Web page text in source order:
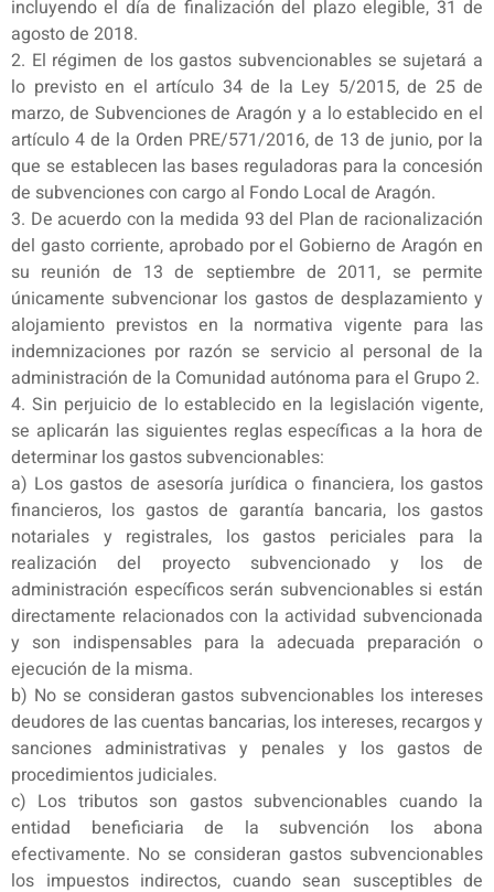
incluyendo el día de finalización del plazo elegible, 31 de
agosto de 2018.
2. El régimen de los gastos subvencionables se sujetará a
lo previsto en el artículo 34 de la Ley 5/2015, de 25 de
marzo, de Subvenciones de Aragón y a lo establecido en el
artículo 4 de la Orden PRE/571/2016, de 13 de junio, por la
que se establecen las bases reguladoras para la concesión
de subvenciones con cargo al Fondo Local de Aragón.
3. De acuerdo con la medida 93 del Plan de racionalización
del gasto corriente, aprobado por el Gobierno de Aragón en
su reunión de 13 de septiembre de 2011, se permite
únicamente subvencionar los gastos de desplazamiento y
alojamiento previstos en la normativa vigente para las
indemnizaciones por razón se servicio al personal de la
administración de la Comunidad autónoma para el Grupo 2.
4. Sin perjuicio de lo establecido en la legislación vigente,
se aplicarán las siguientes reglas específicas a la hora de
determinar los gastos subvencionables:
a) Los gastos de asesoría jurídica o financiera, los gastos
financieros, los gastos de garantía bancaria, los gastos
notariales y registrales, los gastos periciales para la
realización del proyecto subvencionado y los de
administración específicos serán subvencionables si están
directamente relacionados con la actividad subvencionada
y son indispensables para la adecuada preparación o
ejecución de la misma.
b) No se consideran gastos subvencionables los intereses
deudores de las cuentas bancarias, los intereses, recargos y
sanciones administrativas y penales y los gastos de
procedimientos judiciales.
c) Los tributos son gastos subvencionables cuando la
entidad beneficiaria de la subvención los abona
efectivamente. No se consideran gastos subvencionables
los impuestos indirectos, cuando sean susceptibles de